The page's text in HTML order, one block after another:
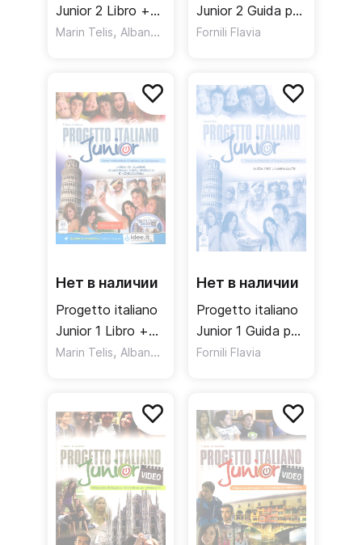
Junior 2 Libro +
Quarderno +
рабочая тетрадь
+ аудиодиск
Marin Telis, Albano A.
Junior 2 Guida per
l'insegnante /
Fornili Flavia
Нет в наличии
Progetto italiano
Junior 1 Libro +
Quarderno +
рабочая тетрадь
+ аудиодиск
Marin Telis, Albano A.
Нет в наличии
Progetto italiano
Junior 1 Guida per
l'insegnante /
Fornili Flavia